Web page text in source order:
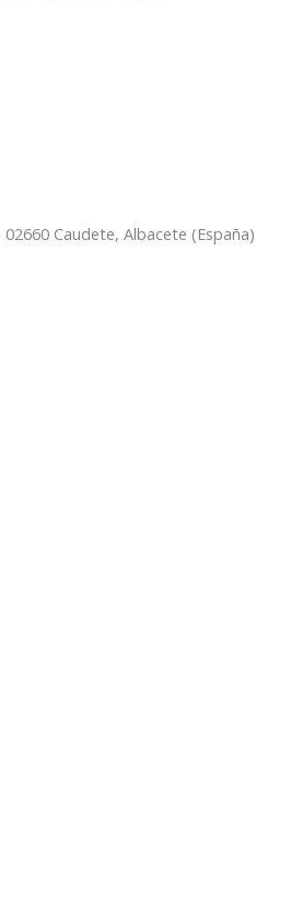
Caudete, Albacete (España)